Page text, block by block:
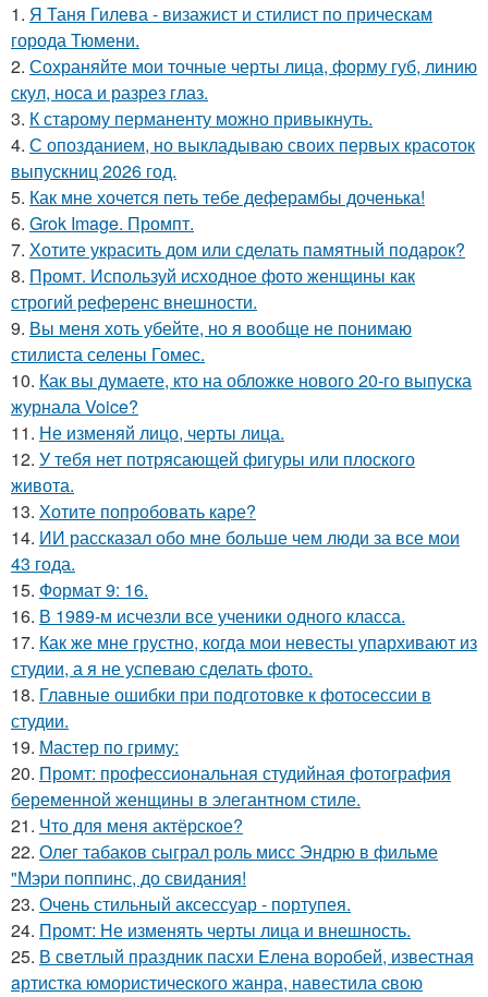
1. Я Таня Гилева - визажист и стилист по прическам
города Тюмени.
2. Сохраняйте мои точные черты лица, форму губ, линию
скул, носа и разрез глаз.
3. К старому перманенту можно привыкнуть.
4. С опозданием, но выкладываю своих первых красоток
выпускниц 2026 год.
5. Как мне хочется петь тебе деферамбы доченька!
6. Grok Image. Промпт.
7. Хотите украсить дом или сделать памятный подарок?
8. Промт. Используй исходное фото женщины как
строгий референс внешности.
9. Вы меня хоть убейте, но я вообще не понимаю
стилиста селены Гомес.
10. Как вы думаете, кто на обложке нового 20-го выпуска
журнала Voice?
11. Не изменяй лицо, черты лица.
12. У тебя нет потрясающей фигуры или плоского
живота.
13. Хотите попробовать каре?
14. ИИ рассказал обо мне больше чем люди за все мои
43 года.
15. Формат 9: 16.
16. В 1989-м исчезли все ученики одного класса.
17. Как же мне грустно, когда мои невесты упархивают из
студии, а я не успеваю сделать фото.
18. Главные ошибки при подготовке к фотосессии в
студии.
19. Мастер по гриму:
20. Промт: профессиональная студийная фотография
беременной женщины в элегантном стиле.
21. Что для меня актёрское?
22. Олег табаков сыграл роль мисс Эндрю в фильме
"Мэри поппинс, до свидания!
23. Очень стильный аксессуар - портупея.
24. Промт: Не изменять черты лица и внешность.
25. В свeтлый праздник пасxи Eлена воробей, известная
aртистка юмористичеcкого жанрa, навестила cвою